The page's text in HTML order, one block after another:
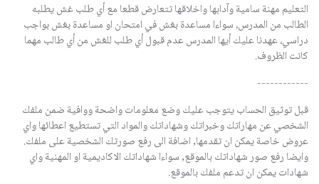
التعليم مهنة سامية وآدابها واخلاقها تتعارض قطعا مع أي طلب غش يطلبه
الطالب من المدرس، سواءا مساعدة بغش في امتحان او مساعدة بغش بواجب
دراسي، عهدنا عليك أيها المدرس عدم قبول أي طلب للغش من أي طالب مهما
كانت الظروف.
------------
قبل توثيق الحساب يتوجب عليك وضع معلومات واضحة ووافية ضمن ملفك
الشخصي عن مهاراتك وخبراتك وشهاداتك والمواد التي تستطيع اعطائها واي
عروض خاصة يمكن ان تقدمها, اضافة الى رفع صورتك الشخصية على ملفك.
وايضا رفع صور شهاداتك بالموقع, سواءا شهاداتك الاكاديمية او المهنية واي
شهادات يمكن ان تدعم ملفك بالموقع.